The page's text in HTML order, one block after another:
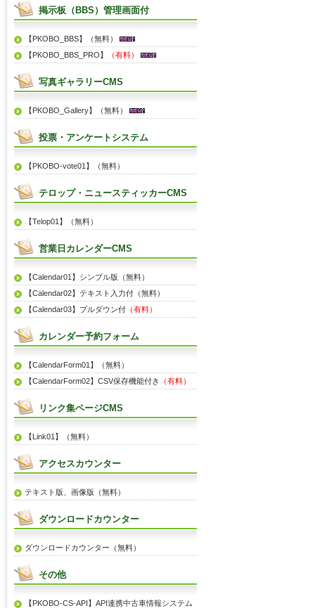
掲示板（BBS）管理画面付
【PKOBO_BBS】（無料）
【PKOBO_BBS_PRO】
（有料）
写真ギャラリーCMS
【PKOBO_Gallery】（無料）
投票・アンケートシステム
【PKOBO-vote01】（無料）
テロップ・ニュースティッカーCMS
【Telop01】（無料）
営業日カレンダーCMS
【Calendar01】シンプル版（無料）
【Calendar02】テキスト入力付（無料）
【Calendar03】プルダウン付 （有料）
カレンダー予約フォーム
【CalendarForm01】（無料）
【CalendarForm02】CSV保存機能付き
（有料）
リンク集ページCMS
【Link01】（無料）
アクセスカウンター
テキスト版、画像版（無料）
ダウンロードカウンター
ダウンロードカウンター（無料）
その他
【PKOBO-CS-API】API連携中古車情報システム